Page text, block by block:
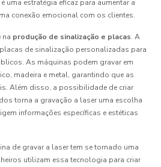
uma estratégia eficaz para aumentar a
conexão emocional com os clientes.
na produção de sinalização e placas. A
de sinalização personalizadas para
As máquinas podem gravar em
madeira e metal, garantindo que as
Além disso, a possibilidade de criar
torna a gravação a laser uma escolha
informações específicas e estéticas
de gravar a laser tem se tornado uma
utilizam essa tecnologia para criar